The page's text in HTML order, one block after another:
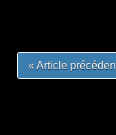
« Article